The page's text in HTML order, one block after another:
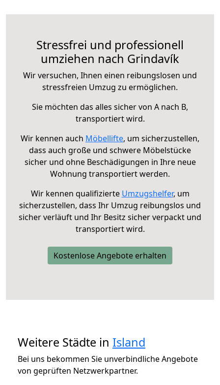
Stressfrei und professionell
umziehen nach Grindavík
Wir versuchen, Ihnen einen reibungslosen und
stressfreien Umzug zu ermöglichen.
Sie möchten das alles sicher von A nach B,
transportiert wird.
Wir kennen auch Möbellifte, um sicherzustellen,
dass auch große und schwere Möbelstücke
sicher und ohne Beschädigungen in Ihre neue
Wohnung transportiert werden.
Wir kennen qualifizierte Umzugshelfer, um
sicherzustellen, dass Ihr Umzug reibungslos und
sicher verläuft und Ihr Besitz sicher verpackt und
transportiert wird.
Kostenlose Angebote erhalten
Weitere Städte in Island
Bei uns bekommen Sie unverbindliche Angebote
von geprüften Netzwerkpartner.